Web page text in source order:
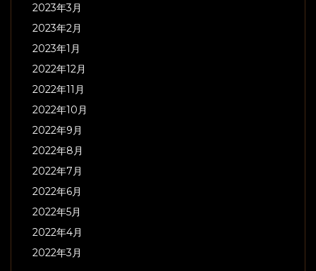
2023年3月
2023年2月
2023年1月
2022年12月
2022年11月
2022年10月
2022年9月
2022年8月
2022年7月
2022年6月
2022年5月
2022年4月
2022年3月